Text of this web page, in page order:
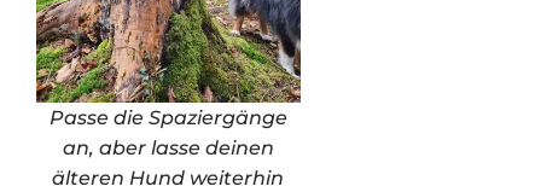
Passe die Spaziergänge
an, aber lasse deinen
älteren Hund weiterhin